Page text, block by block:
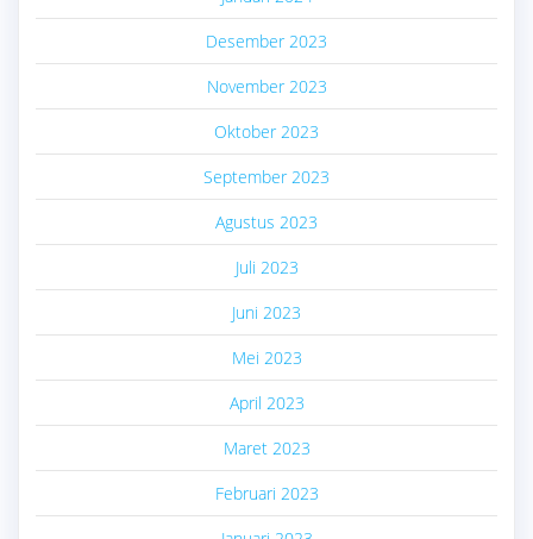
Desember 2023
November 2023
Oktober 2023
September 2023
Agustus 2023
Juli 2023
Juni 2023
Mei 2023
April 2023
Maret 2023
Februari 2023